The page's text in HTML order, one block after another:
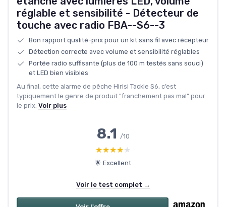
réglable et sensibilité - Détecteur de
touche avec radio FBA--S6--3
Bon rapport qualité-prix pour un kit sans fil avec récepteur
Détection correcte avec volume et sensibilité réglables
Portée radio suffisante (plus de 100 m testés sans souci)
et LED bien visibles
Au final, cette alarme de pêche Hirisi Tackle S6, c’est
typiquement le genre de produit "franchement pas mal" pour
le prix. Voir plus
8.1 /10
★★★★★
★★★★★
🌟 Excellent
Voir le test complet →